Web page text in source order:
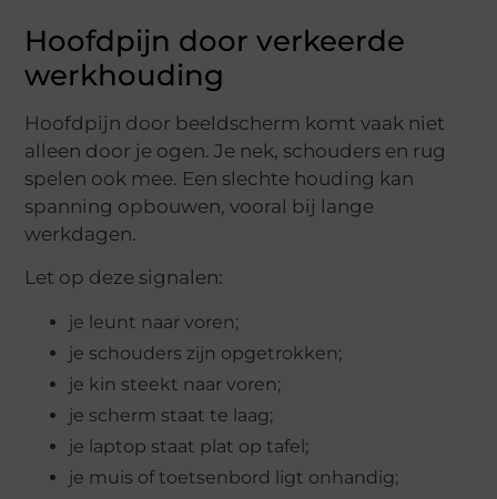
Hoofdpijn door verkeerde
werkhouding
Hoofdpijn door beeldscherm komt vaak niet
alleen door je ogen. Je nek, schouders en rug
spelen ook mee. Een slechte houding kan
spanning opbouwen, vooral bij lange
werkdagen.
Let op deze signalen:
je leunt naar voren;
je schouders zijn opgetrokken;
je kin steekt naar voren;
je scherm staat te laag;
je laptop staat plat op tafel;
je muis of toetsenbord ligt onhandig;